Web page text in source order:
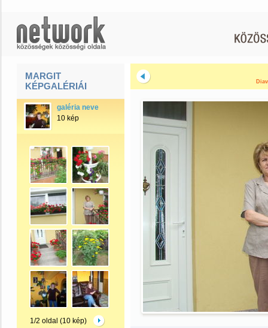
MARGIT
KÉPGALÉRIÁI
galéria neve
10 kép
1/2 oldal (10 kép)